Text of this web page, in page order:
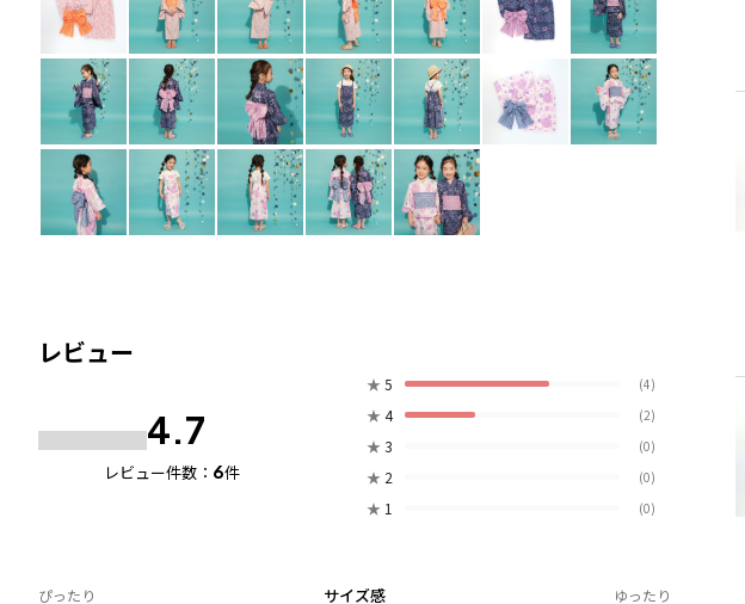
レビュー
4.7
レビュー件数： 6件
★ 5 (4)
★ 4 (2)
★ 3 (0)
★ 2 (0)
★ 1 (0)
サイズ感
ぴったり ゆったり